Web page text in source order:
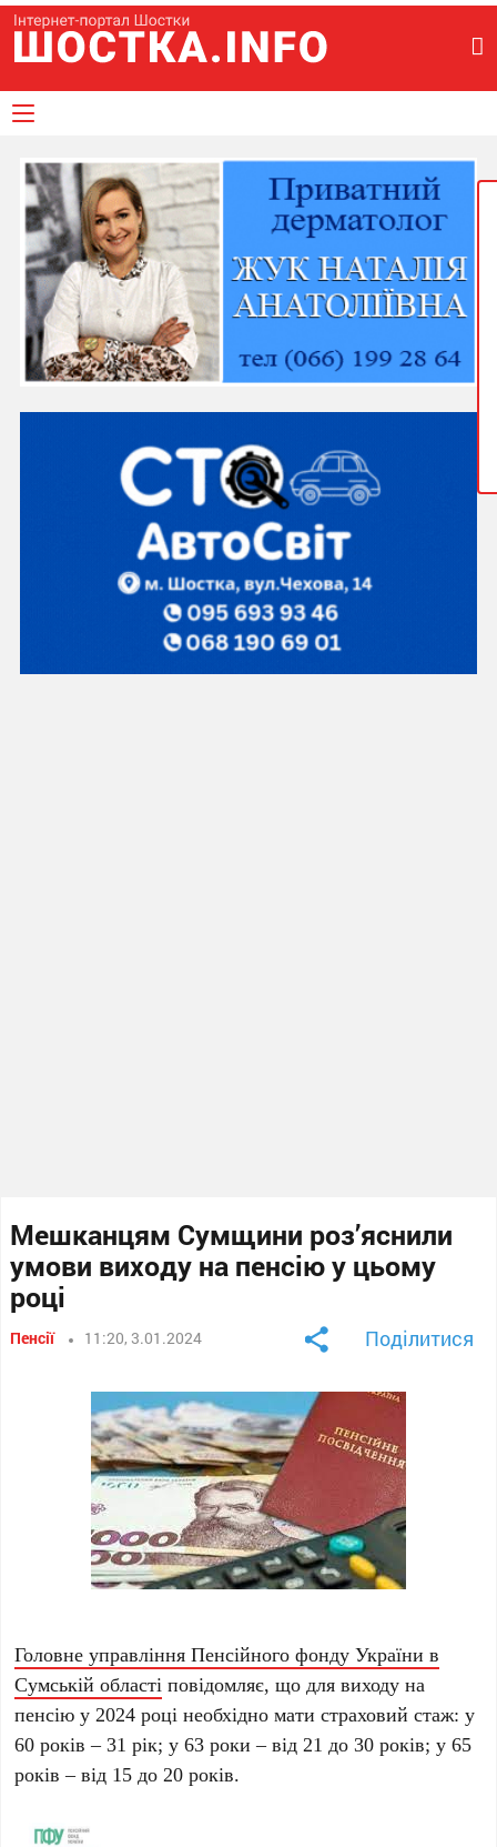
Мешканцям Сумщини роз’яснили
умови виходу на пенсію у цьому
році
Пенсії 11:20, 3.01.2024 Поділитися
Головне управління Пенсійного фонду України в
Сумській області повідомляє, що для виходу на
пенсію у 2024 році необхідно мати страховий стаж: у
60 років – 31 рік; у 63 роки – від 21 до 30 років; у 65
років – від 15 до 20 років.